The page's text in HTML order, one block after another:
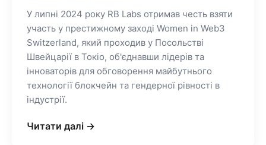
У липні 2024 року RB Labs отримав честь взяти
участь у престижному заході Women in Web3
Switzerland, який проходив у Посольстві
Швейцарії в Токіо, об'єднавши лідерів та
інноваторів для обговорення майбутнього
технології блокчейн та гендерної рівності в
індустрії.
Читати далі →